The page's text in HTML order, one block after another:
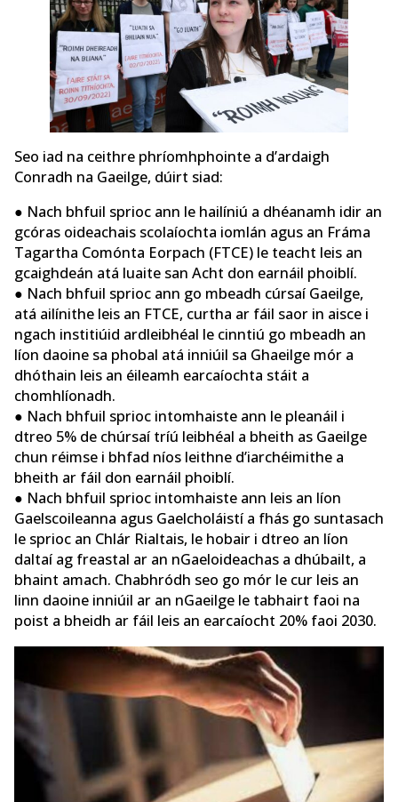
Seo iad na ceithre phríomhphointe a d’ardaigh
Conradh na Gaeilge, dúirt siad:
● Nach bhfuil sprioc ann le hailíniú a dhéanamh idir an
gcóras oideachais scolaíochta iomlán agus an Fráma
Tagartha Comónta Eorpach (FTCE) le teacht leis an
gcaighdeán atá luaite san Acht don earnáil phoiblí.
● Nach bhfuil sprioc ann go mbeadh cúrsaí Gaeilge,
atá ailínithe leis an FTCE, curtha ar fáil saor in aisce i
ngach institiúid ardleibhéal le cinntiú go mbeadh an
líon daoine sa phobal atá inniúil sa Ghaeilge mór a
dhóthain leis an éileamh earcaíochta stáit a
chomhlíonadh.
● Nach bhfuil sprioc intomhaiste ann le pleanáil i
dtreo 5% de chúrsaí tríú leibhéal a bheith as Gaeilge
chun réimse i bhfad níos leithne d’iarchéimithe a
bheith ar fáil don earnáil phoiblí.
● Nach bhfuil sprioc intomhaiste ann leis an líon
Gaelscoileanna agus Gaelcholáistí a fhás go suntasach
le sprioc an Chlár Rialtais, le hobair i dtreo an líon
daltaí ag freastal ar an nGaeloideachas a dhúbailt, a
bhaint amach. Chabhródh seo go mór le cur leis an
linn daoine inniúil ar an nGaeilge le tabhairt faoi na
poist a bheidh ar fáil leis an earcaíocht 20% faoi 2030.